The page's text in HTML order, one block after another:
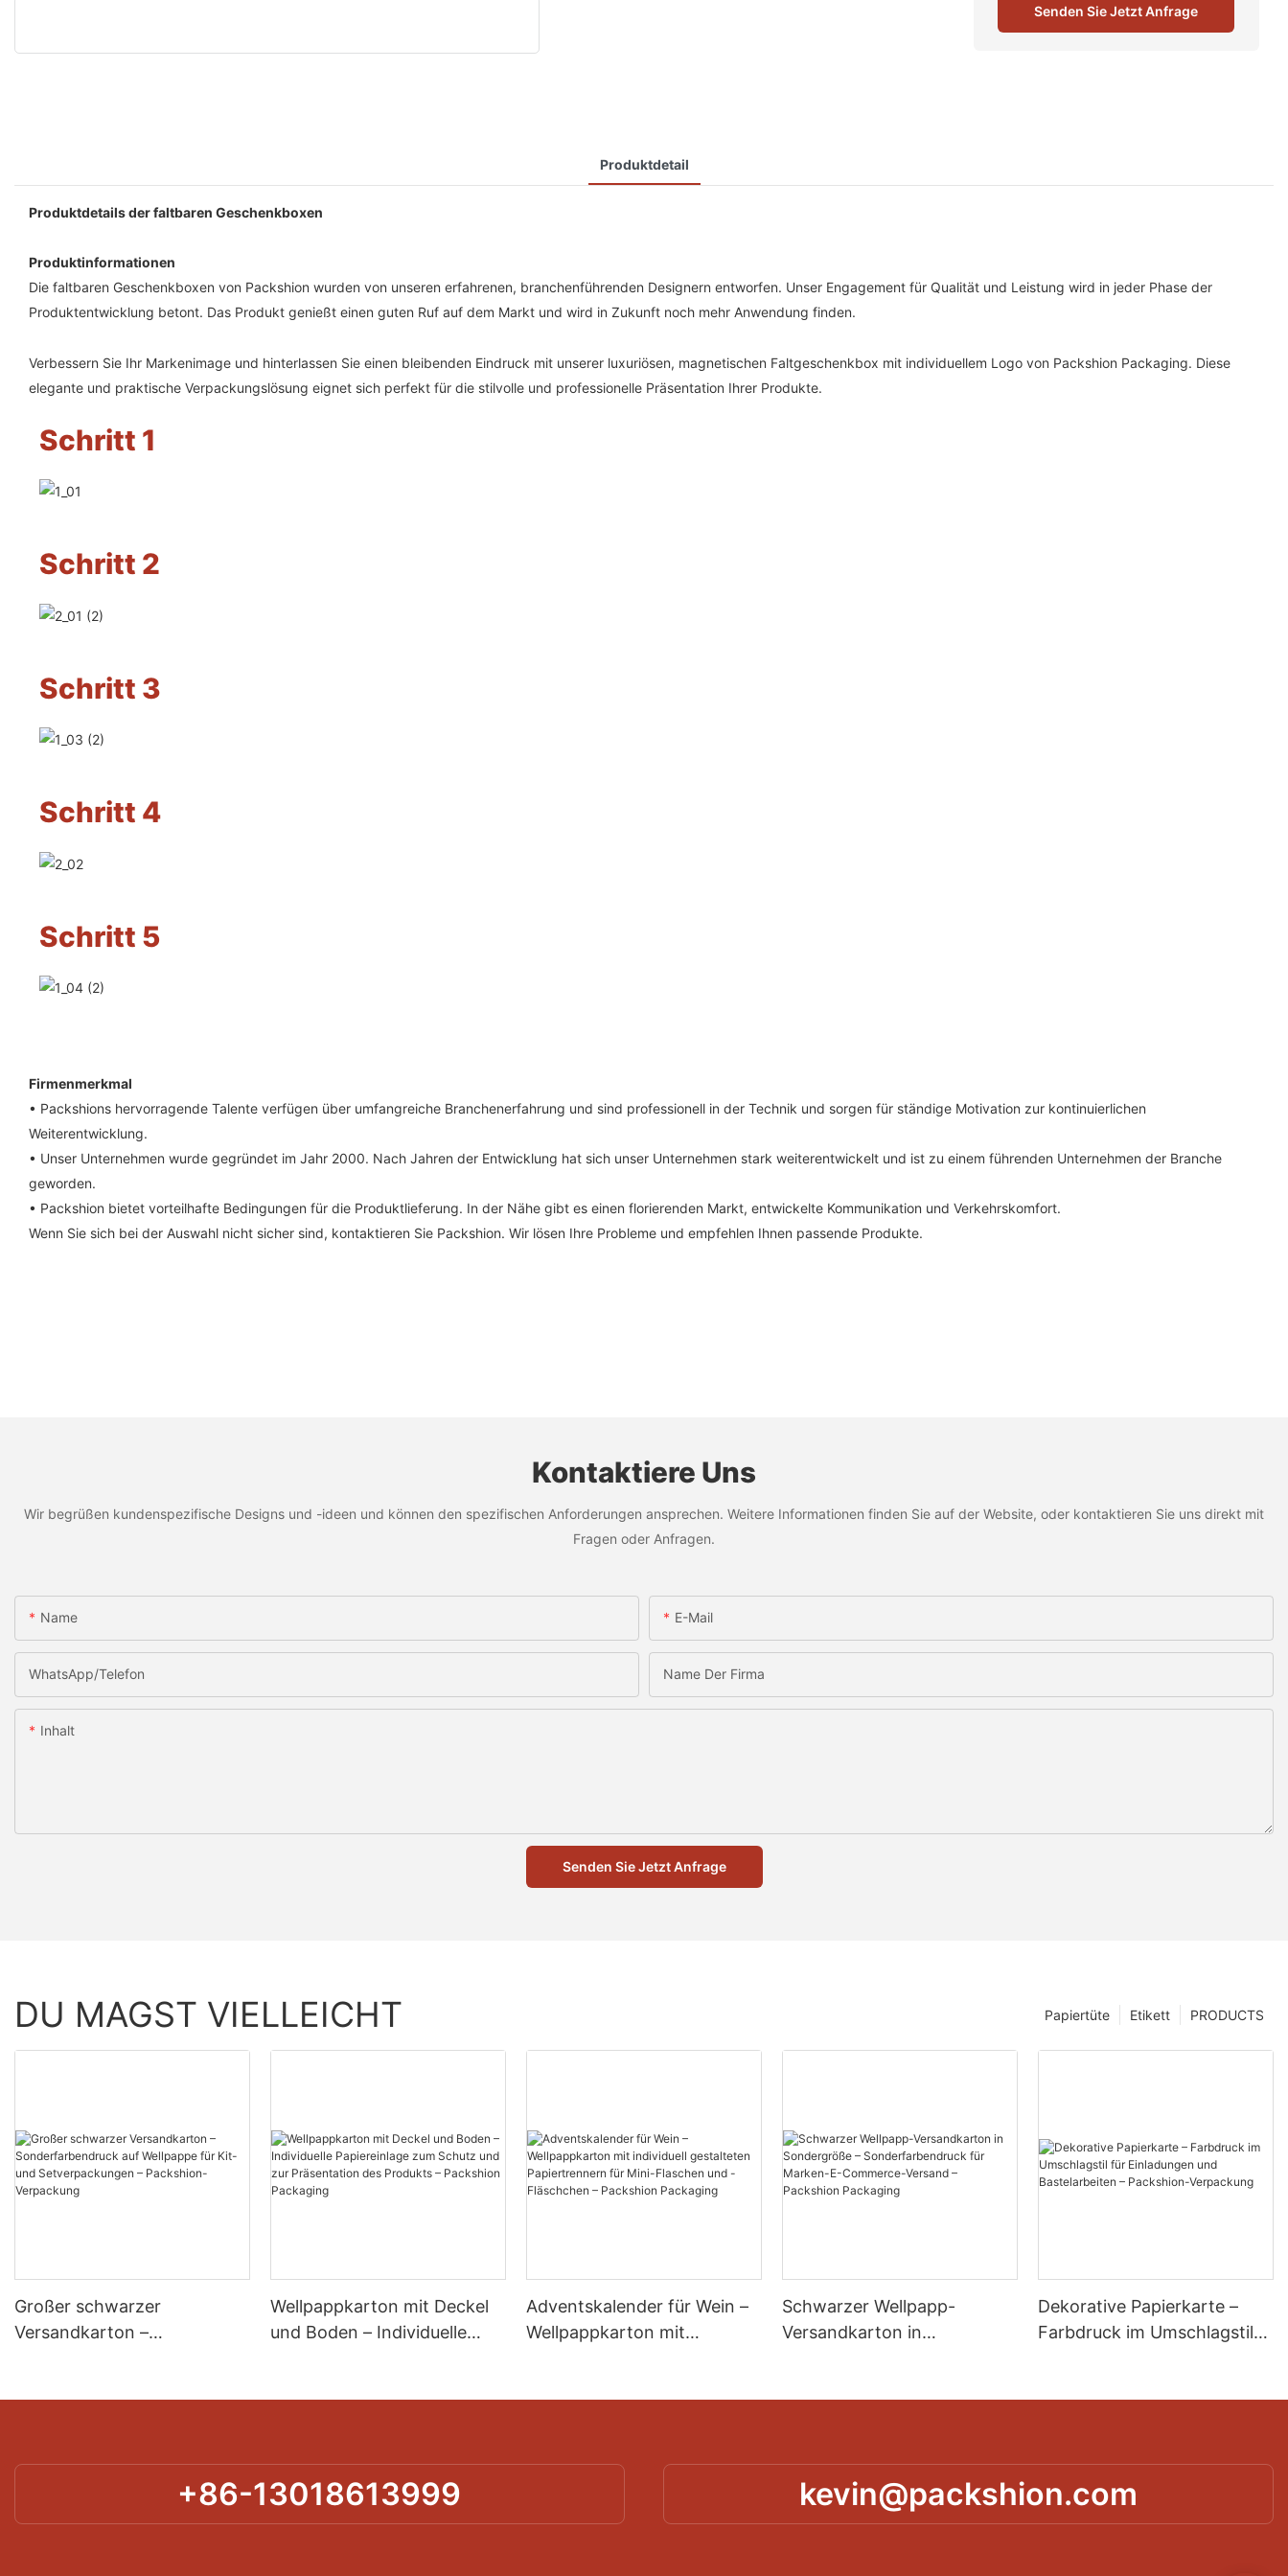
Senden Sie Jetzt Anfrage
Produktdetail
Produktdetails der faltbaren Geschenkboxen
Produktinformationen
Die faltbaren Geschenkboxen von Packshion wurden von unseren erfahrenen, branchenführenden Designern entworfen. Unser Engagement für Qualität und Leistung wird in jeder Phase der
Produktentwicklung betont. Das Produkt genießt einen guten Ruf auf dem Markt und wird in Zukunft noch mehr Anwendung finden.
Verbessern Sie Ihr Markenimage und hinterlassen Sie einen bleibenden Eindruck mit unserer luxuriösen, magnetischen Faltgeschenkbox mit individuellem Logo von Packshion Packaging. Diese
elegante und praktische Verpackungslösung eignet sich perfekt für die stilvolle und professionelle Präsentation Ihrer Produkte.
Schritt 1
Schritt 2
Schritt 3
Schritt 4
Schritt 5
Firmenmerkmal
• Packshions hervorragende Talente verfügen über umfangreiche Branchenerfahrung und sind professionell in der Technik und sorgen für ständige Motivation zur kontinuierlichen
Weiterentwicklung.
• Unser Unternehmen wurde gegründet im Jahr 2000. Nach Jahren der Entwicklung hat sich unser Unternehmen stark weiterentwickelt und ist zu einem führenden Unternehmen der Branche
geworden.
• Packshion bietet vorteilhafte Bedingungen für die Produktlieferung. In der Nähe gibt es einen florierenden Markt, entwickelte Kommunikation und Verkehrskomfort.
Wenn Sie sich bei der Auswahl nicht sicher sind, kontaktieren Sie Packshion. Wir lösen Ihre Probleme und empfehlen Ihnen passende Produkte.
Kontaktiere Uns
Wir begrüßen kundenspezifische Designs und -ideen und können den spezifischen Anforderungen ansprechen. Weitere Informationen finden Sie auf der Website, oder kontaktieren Sie uns direkt mit
Fragen oder Anfragen.
Name E-Mail
WhatsApp/Telefon Name Der Firma
Inhalt
Senden Sie Jetzt Anfrage
DU MAGST VIELLEICHT PRODUCTS
Etikett
Papiertüte
Großer schwarzer
Versandkarton –
Wellpappkarton mit Deckel
und Boden – Individuelle
Adventskalender für Wein –
Wellpappkarton mit
Schwarzer Wellpapp-
Versandkarton in
Packaging
Dekorative Papierkarte –
Farbdruck im Umschlagstil
+86-13018613999 kevin@packshion.com